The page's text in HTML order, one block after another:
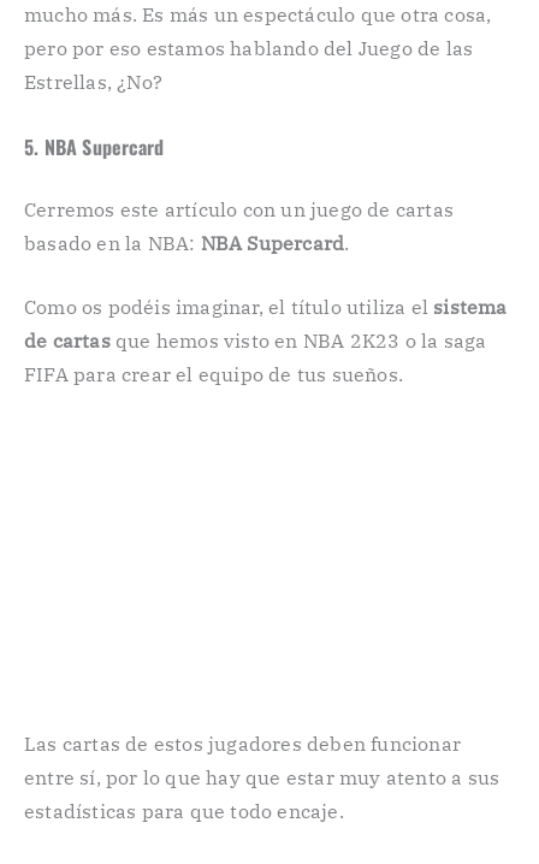
mucho más. Es más un espectáculo que otra cosa,
pero por eso estamos hablando del Juego de las
Estrellas, ¿No?
5. NBA Supercard
Cerremos este artículo con un juego de cartas
basado en la NBA: NBA Supercard.
Como os podéis imaginar, el título utiliza el sistema
de cartasque hemos visto en NBA 2K23 o la saga
FIFA para crear el equipo de tus sueños.
Las cartas de estos jugadores deben funcionar
entre sí, por lo que hay que estar muy atento a sus
estadísticas para que todo encaje.